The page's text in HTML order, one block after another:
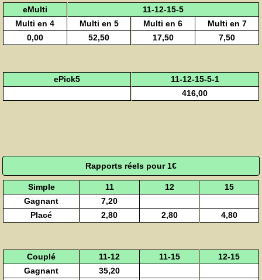
eMulti
11-12-15-5
Multi en 4
Multi en 5 Multi en 6
Multi en 7
0,00
52,50 17,50 7,50
ePick5
11-12-15-5-1
416,00
Rapports réels pour 1€
Simple 11 12
15
Gagnant
7,20
Placé
2,80 2,80 4,80
Couplé 11-12 11-15
12-15
Gagnant
35,20